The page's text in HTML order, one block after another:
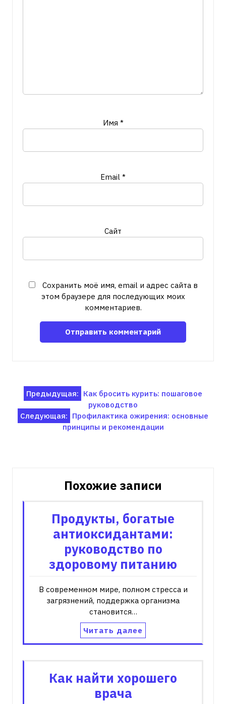
Имя *
Email *
Сайт
Сохранить моё имя, email и адрес сайта в
этом браузере для последующих моих
комментариев.
Навигация
по
записям
Предыдущая: Как бросить курить: пошаговое
руководство
Следующая: Профилактика ожирения: основные
принципы и рекомендации
Похожие записи
Продукты, богатые
антиоксидантами:
руководство по
здоровому питанию
В современном мире, полном стресса и
загрязнений, поддержка организма
становится…
Читать далее
Как найти хорошего
врача